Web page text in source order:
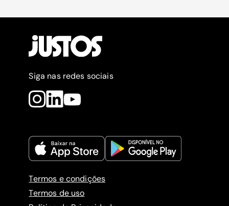
Siga nas redes sociais
Termos e condições
Termos de uso